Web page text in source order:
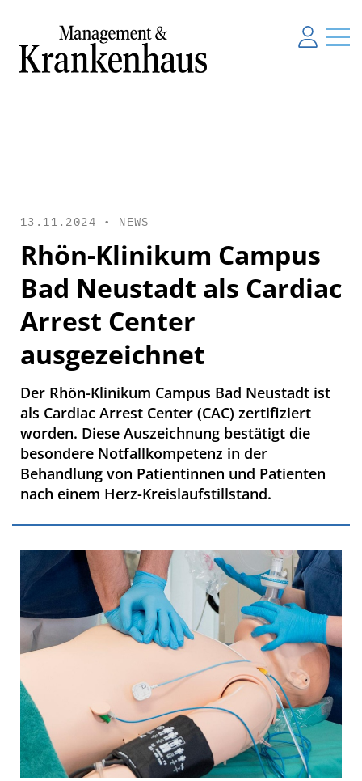
13.11.2024 • NEWS
Rhön-Klinikum Campus
Bad Neustadt als Cardiac
Arrest Center
ausgezeichnet
Der Rhön-Klinikum Campus Bad Neustadt ist
als Cardiac Arrest Center (CAC) zertifiziert
worden. Diese Auszeichnung bestätigt die
besondere Notfallkompetenz in der
Behandlung von Patientinnen und Patienten
nach einem Herz-Kreislaufstillstand.